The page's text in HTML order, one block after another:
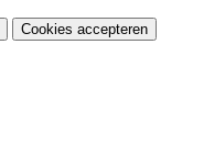
Cookies accepteren